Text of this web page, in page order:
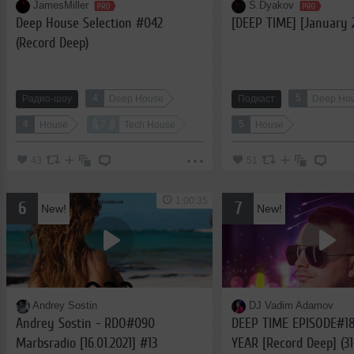
JamesMiller
Deep House Selection #042
(Record Deep)
Радио-шоу 4 Deep House
4 House Tech House
43
S.Dyakov
[DEEP TIME] [January
Подкаст 5 Deep
5 House
51
6 New!
Andrey Sostin
Andrey Sostin - RDO#090
Marbsradio [16.01.2021] #13
1:00:35 7 New!
DJ Vadim Adamov
DEEP TIME
YEAR [Record Deep]